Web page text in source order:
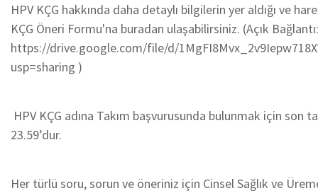
HPV KÇG hakkında daha detaylı bilgilerin yer aldığı ve
KÇG Öneri Formu'na buradan ulaşabilirsiniz. (Açık Bağlantı:
https://drive.google.com/file/d/
usp=sharing )
HPV KÇG adına Takım başvurusunda bulunmak için son
23.59’dur.
Her türlü soru, sorun ve öneriniz için Cinsel Sağlık ve